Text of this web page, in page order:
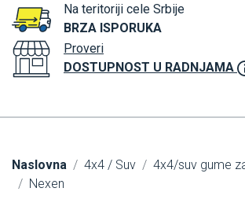
Na teritoriji cele Srbije
BRZA ISPORUKA
Proveri
DOSTUPNOST U RADNJAMA
Naslovna 4x4 / Suv
4x4/suv gume
Nexen